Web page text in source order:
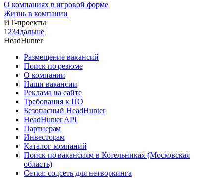
О компаниях в игровой форме
Жизнь в компании
ИТ-проекты
1 234дальше
HeadHunter
Размещение вакансий
Поиск по резюме
О компании
Наши вакансии
Реклама на сайте
Требования к ПО
Безопасный HeadHunter
HeadHunter API
Партнерам
Инвесторам
Каталог компаний
Поиск по вакансиям в Котельниках (Московская
область)
Сетка: соцсеть для нетворкинга